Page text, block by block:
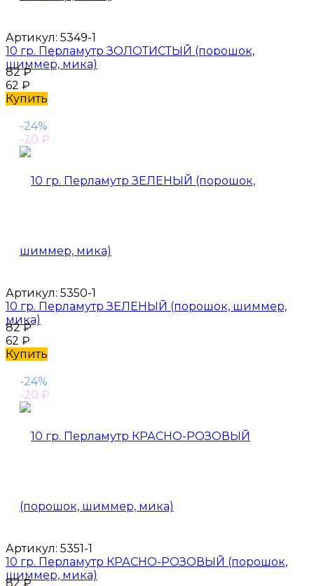
Артикул: 5349-1
10 гр. Перламутр ЗОЛОТИСТЫЙ (порошок,
шиммер, мика)
82₽
62 ₽
Купить
-24%
-20 ₽
Артикул: 5350-1
10 гр. Перламутр ЗЕЛЕНЫЙ (порошок, шиммер,
мика)
82₽
62 ₽
Купить
-24%
-20 ₽
Артикул: 5351-1
10 гр. Перламутр КРАСНО-РОЗОВЫЙ (порошок,
шиммер, мика)
82₽